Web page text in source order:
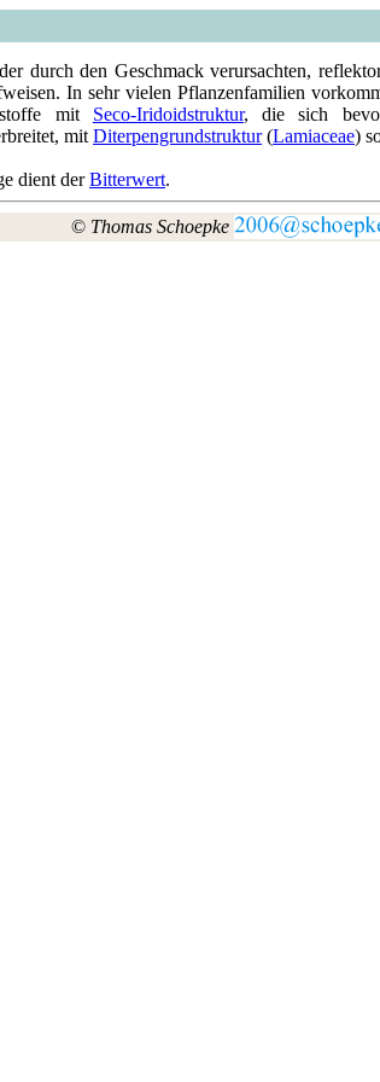
durch den Geschmack verursachten,
In sehr vielen Pflanzenfamilien
mit Seco-Iridoidstruktur, die sich
mit Diterpengrundstruktur(Lamiaceae)
dient derBitterwert.
© Thomas Schoepke